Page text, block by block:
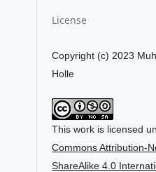
License
Copyright (c) 2023
Holle
This work is licensed
Commons Attribution-
ShareAlike 4.0